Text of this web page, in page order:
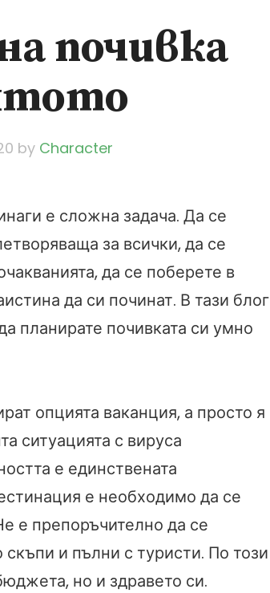
почивка
by Character
е сложна задача. Да се
за всички, да се
да се поберете в
да си починат. В тази блог
планирате почивката си умно
опцията ваканция, а просто я
ситуацията с вируса
е единствената
е необходимо да се
е препоръчително да се
и пълни с туристи. По този
но и здравето си.